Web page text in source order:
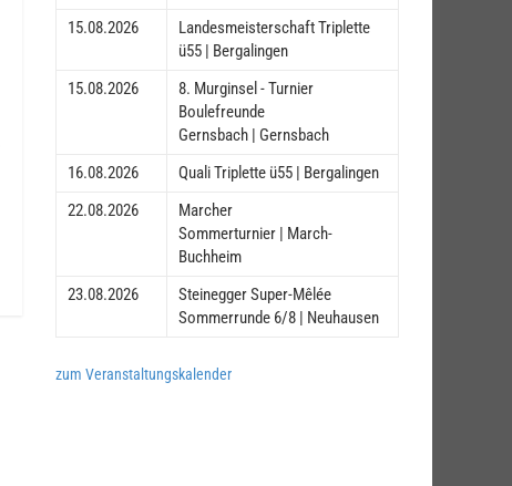
15.08.2026
Landesmeisterschaft Triplette
ü55 | Bergalingen
15.08.2026
8. Murginsel - Turnier
Boulefreunde
Gernsbach | Gernsbach
16.08.2026
Quali Triplette ü55 | Bergalingen
22.08.2026
Marcher
Sommerturnier | March-
Buchheim
23.08.2026
Steinegger Super-Mêlée
Sommerrunde 6/8 | Neuhausen
zum Veranstaltungskalender